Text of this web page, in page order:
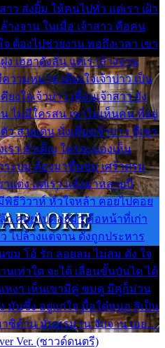
ว ส่งยิ้ม ให้คนไปทั่ว แต่เรา เฝ้า
างจาน ในเมื่อ เจ้าสาว คือคน
ต้องไปช่วยงาน พอถึงเวลา เขา
เฮฮาดังลั่น แต่เราล้างจาน
วามหมาย เคียงใจเจ้าบ่าว เป็น
งใจเจ้าบ่าว เพื่อนเจ้าสาว ยัง
ไม่มีใครสน เขาไม่เห็นคน ที่อยู่
สวยเด่น นั่งเคียงเจ้าบ่าว ที่เขา
เรา ลำเค็ญ ใครจะมองเห็น
ระบม ต้องมาขื่นขม เศร้าตรม
แต่ง แต่เรา แล้งมาหลายปี
พิธีวิวาห์ หัวใจหล้า คอยไปคอย
า คอยไปคอยมา คือหน้าที่เก่า
ไปล้างแต่จาน ดั่งถูกประหาร
ขม โอ้ รัก ลอยลม ไม่สม ดัง ใจ
เท่าใด จะได้ เลื่อนขั้นบันได ได้
หงา เห็นเขามีคู่ ซมดู มีคู่ก็ม่วน
มันซึ้ง อยู่แก่ใจ มื้อใด๋หนอ สิเป็น
าซิด้าน มันทรมาน จับจาน เอย…
Ver. (ซาวด์ดนตรี)